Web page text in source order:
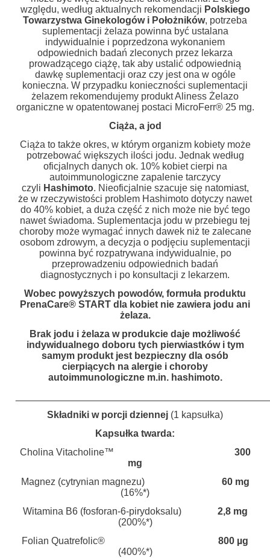
względu, według aktualnych rekomendacji Polskiego
Towarzystwa Ginekologów i Położników, potrzeba
suplementacji żelaza powinna być ustalana
indywidualnie i poprzedzona wykonaniem
odpowiednich badań zleconych przez lekarza
prowadzącego ciążę, tak aby ustalić odpowiednią
dawkę suplementacji oraz czy jest ona w ogóle
konieczna. W przypadku konieczności suplementacji
żelazem rekomendujemy produkt Aliness Żelazo
organiczne w opatentowanej postaci MicroFerr® 25 mg.
Ciąża, a jod
Ciąża to także okres, w którym organizm kobiety może
potrzebować większych ilości jodu. Jednak według
oficjalnych danych ok. 10% kobiet cierpi na
autoimmunologiczne zapalenie tarczycy
czyli Hashimoto. Nieoficjalnie szacuje się natomiast,
że w rzeczywistości problem Hashimoto dotyczy nawet
do 40% kobiet, a duża część z nich może nie być tego
nawet świadoma. Suplementacja jodu w przebiegu tej
choroby może wymagać innych dawek niż te zalecane
osobom zdrowym, a decyzja o podjęciu suplementacji
powinna być rozpatrywana indywidualnie, po
przeprowadzeniu odpowiednich badań
diagnostycznych i po konsultacji z lekarzem.
Wobec powyższych powodów, formuła produktu
PrenaCare® START dla kobiet nie zawiera jodu ani
żelaza.
Brak jodu i żelaza w produkcie daje możliwość
indywidualnego doboru tych pierwiastków i tym
samym produkt jest bezpieczny dla osób
cierpiących na alergie i choroby
autoimmunologiczne m.in. hashimoto.
Składniki w porcji dziennej (1 kapsułka)
Kapsułka twarda:
Cholina Vitacholine™
300
mg
Magnez (cytrynian magnezu)
60 mg
(16%*)
Witamina B6 (fosforan-6-pirydoksalu)
2,8 mg
(200%*)
Folian Quatrefolic®
800 µg
(400%*)